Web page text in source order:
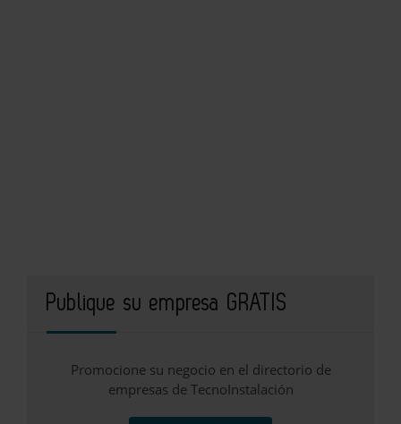
Publique su empresa GRATIS
Promocione su negocio en el directorio de
empresas de TecnoInstalación